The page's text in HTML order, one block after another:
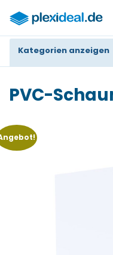
Kategorien anzeigen
HPL / Trespa®
PVC-